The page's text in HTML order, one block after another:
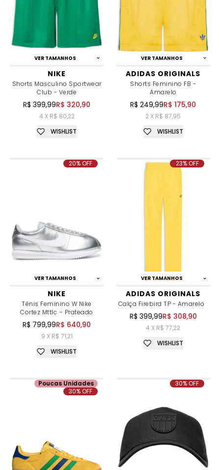
VER TAMANHOS
NIKE
Shorts Masculino Sportwear
Club - Verde
R$ 399,99R$ 320,90
4 X R$ 80,22
WISHLIST
VER TAMANHOS
ADIDAS ORIGINALS
Shorts Feminino FB -
Amarelo
R$ 249,99R$ 175,90
2 X R$ 87,95
WISHLIST
VER TAMANHOS
NIKE
Tênis Feminino W Nike
Cortez Mttlc – Prateado
R$ 799,99R$ 640,90
9 X R$ 71,21
20% OFF
WISHLIST
VER TAMANHOS
ADIDAS ORIGINALS
Calça Firebird TP - Amarelo
R$ 399,99R$ 308,90
4 X R$ 77,22
23% OFF
WISHLIST
Poucas Unidades
30% OFF
30% OFF